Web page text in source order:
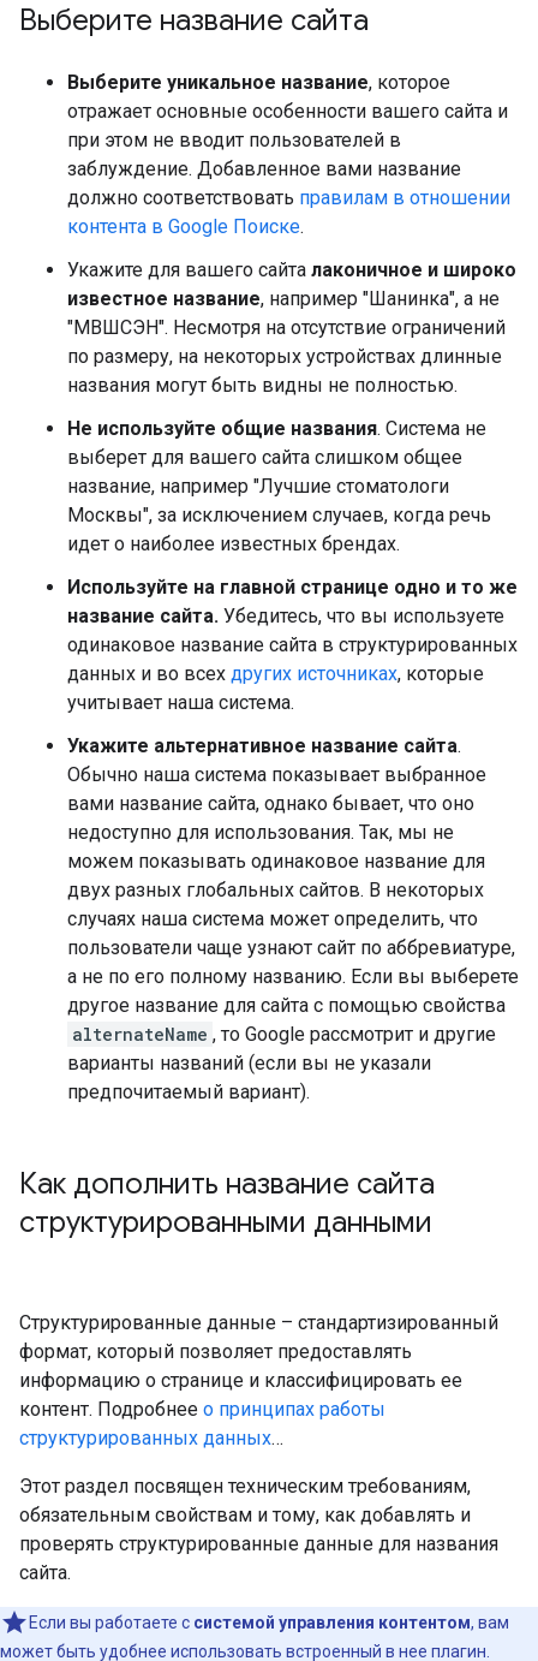
Выберите название сайта
Выберите уникальное название, которое
отражает основные особенности вашего сайта и
при этом не вводит пользователей в
заблуждение. Добавленное вами название
должно соответствовать правилам в отношении
контента в Google Поиске.
Укажите для вашего сайта лаконичное и широко
известное название, например "Шанинка", а не
"МВШСЭН". Несмотря на отсутствие ограничений
по размеру, на некоторых устройствах длинные
названия могут быть видны не полностью.
Не используйте общие названия. Система не
выберет для вашего сайта слишком общее
название, например "Лучшие стоматологи
Москвы", за исключением случаев, когда речь
идет о наиболее известных брендах.
Используйте на главной странице одно и то же
название сайта. Убедитесь, что вы используете
одинаковое название сайта в структурированных
данных и во всех других источниках, которые
учитывает наша система.
Укажите альтернативное название сайта.
Обычно наша система показывает выбранное
вами название сайта, однако бывает, что оно
недоступно для использования. Так, мы не
можем показывать одинаковое название для
двух разных глобальных сайтов. В некоторых
случаях наша система может определить, что
пользователи чаще узнают сайт по аббревиатуре,
а не по его полному названию. Если вы выберете
другое название для сайта с помощью свойства
alternateName , то Google рассмотрит и другие
варианты названий (если вы не указали
предпочитаемый вариант).
Как дополнить название сайта
структурированными данными
Структурированные данные – стандартизированный
формат, который позволяет предоставлять
информацию о странице и классифицировать ее
контент. Подробнее о принципах работы
структурированных данных…
Этот раздел посвящен техническим требованиям,
обязательным свойствам и тому, как добавлять и
проверять структурированные данные для названия
сайта.
Если вы работаете с системой управления контентом, вам
может быть удобнее использовать встроенный в нее плагин.